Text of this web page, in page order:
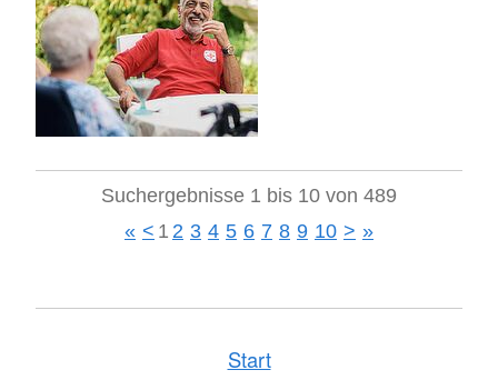
Suchergebnisse 1 bis 10 von 489
« < 1 2 3 4 5 6 7 8 9 10 > »
Start